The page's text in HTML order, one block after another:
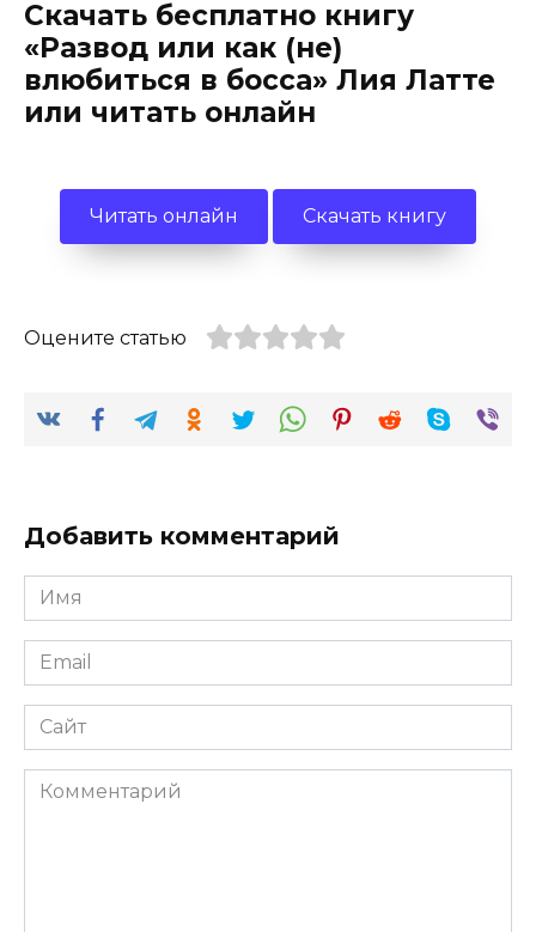
Скачать бесплатно книгу
«Развод или как (не)
влюбиться в босса» Лия Латте
или читать онлайн
Читать онлайн Скачать книгу
Оцените статью
Добавить комментарий
Имя
*
Email
*
Сайт
Комментарий